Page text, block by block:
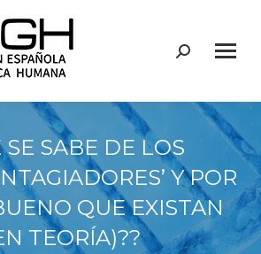
Buscar:
SE SABE DE LOS
Y POR
QUE EXISTAN
TEORÍA)??